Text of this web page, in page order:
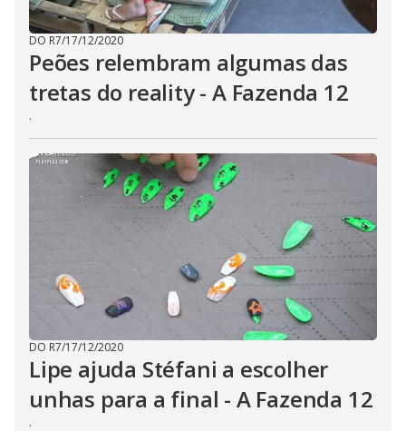
DO R7/17/12/2020
Peões relembram algumas das
tretas do reality - A Fazenda 12
.
DO R7/17/12/2020
Lipe ajuda Stéfani a escolher
unhas para a final - A Fazenda 12
.